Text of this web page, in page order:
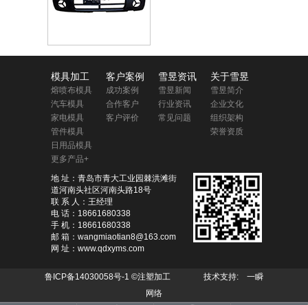
模具加工
熔喷布模具
汽车模具
家电模具
管件模具
日用品模具
更多产品+
客户案例
成功案例
合作客户
客户评价
雪昱资讯
雪昱新闻
行业资讯
常见问题
关于雪昱
雪昱简介
企业文化
组织架构
荣誉资质
地 址：青岛市青大工业园棘洪滩街
道河南头社区河南头路18号
联 系 人：王经理
电 话：18661680338
手 机：18661680338
邮 箱：wangmiaotian8@163.com
网 址：www.qdxyms.com
鲁ICP备14030058号-1 ©注塑加工 技术支持: 一瞬
网络